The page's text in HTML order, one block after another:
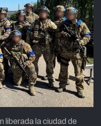
liberada la ciudad de